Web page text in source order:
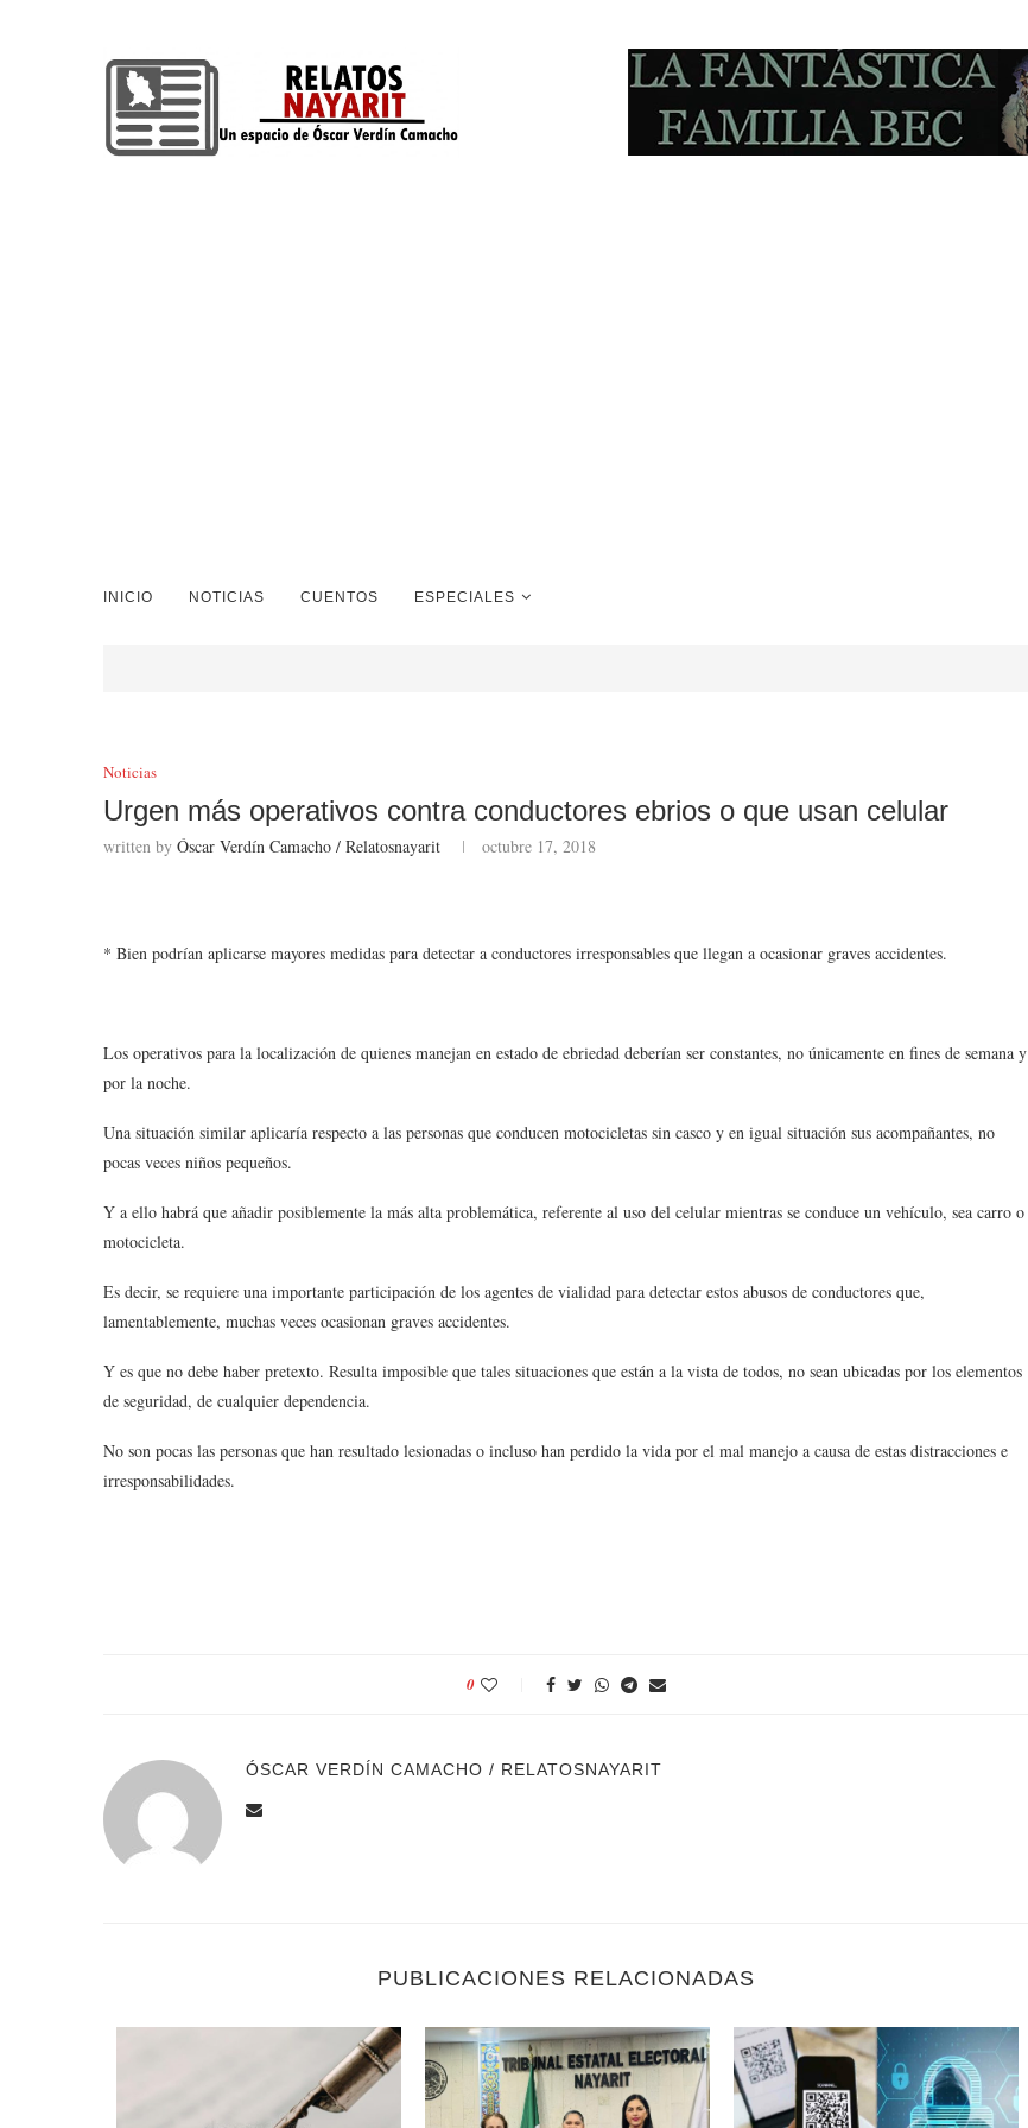
INICIO NOTICIAS CUENTOS ESPECIALES
Noticias
Urgen más operativos contra conductores ebrios o que usan celular
written by Óscar Verdín Camacho / Relatosnayarit octubre 17, 2018
* Bien podrían aplicarse mayores medidas para detectar a conductores irresponsables que llegan a ocasionar graves accidentes.
Los operativos para la localización de quienes manejan en estado de ebriedad deberían ser constantes, no únicamente en fines de semana y
por la noche.
Una situación similar aplicaría respecto a las personas que conducen motocicletas sin casco y en igual situación sus acompañantes, no
pocas veces niños pequeños.
Y a ello habrá que añadir posiblemente la más alta problemática, referente al uso del celular mientras se conduce un vehículo, sea carro o
motocicleta.
Es decir, se requiere una importante participación de los agentes de vialidad para detectar estos abusos de conductores que,
lamentablemente, muchas veces ocasionan graves accidentes.
Y es que no debe haber pretexto. Resulta imposible que tales situaciones que están a la vista de todos, no sean ubicadas por los elementos
de seguridad, de cualquier dependencia.
No son pocas las personas que han resultado lesionadas o incluso han perdido la vida por el mal manejo a causa de estas distracciones e
irresponsabilidades.
0
ÓSCAR VERDÍN CAMACHO / RELATOSNAYARIT
PUBLICACIONES RELACIONADAS